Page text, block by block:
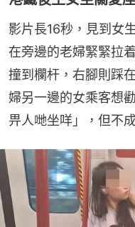
影片長16秒，見到女
在旁邊的老婦緊緊拉
撞到欄杆，右腳則踩
婦另一邊的女乘客想
畀人哋坐咩」，但不